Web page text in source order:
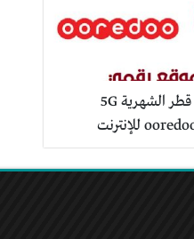
باقات اوريدو قطر الشهرية 5G